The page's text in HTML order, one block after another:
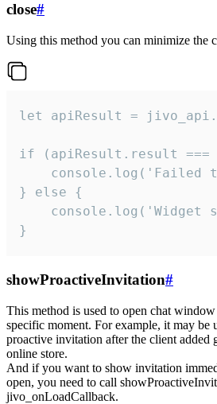
close#
Using this method you can minimize the
let apiResult =
if (apiResult.result
console.log('Failed
} else {
console.log('Widget
}
showProactiveInvitation#
This method is used to open chat
specific moment. For example, it may be
proactive invitation after the client added
online store.
And if you want to show invitation
open, you need to call
jivo_onLoadCallback.